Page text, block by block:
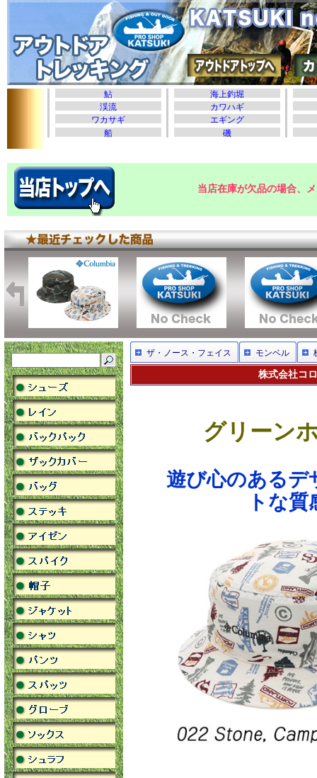
当店在庫が欠品の場合、
ザ・ノース・フェイス モンベル
株式会社コ
グリーン
遊び心のあるデ
トな